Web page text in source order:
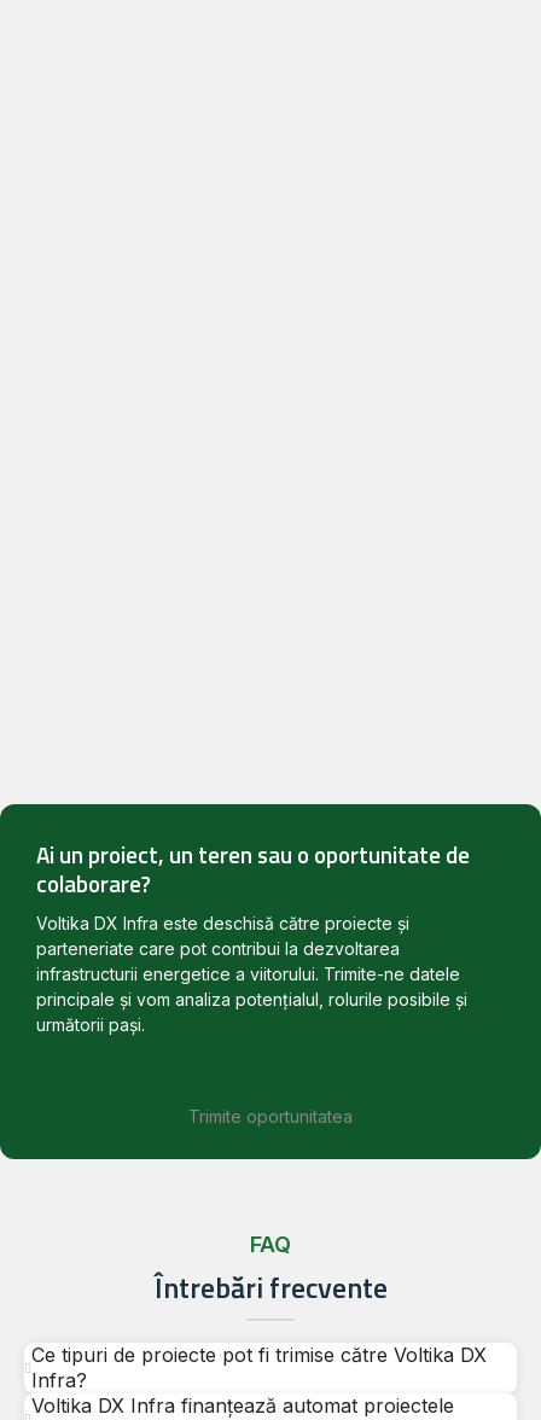
Ai un proiect, un teren sau o oportunitate de
colaborare?
Voltika DX Infra este deschisă către proiecte și
parteneriate care pot contribui la dezvoltarea
infrastructurii energetice a viitorului. Trimite-ne datele
principale și vom analiza potențialul, rolurile posibile și
următorii pași.
Trimite oportunitatea
FAQ
Întrebări frecvente
Ce tipuri de proiecte pot fi trimise către Voltika DX
Infra?
Voltika DX Infra finanțează automat proiectele